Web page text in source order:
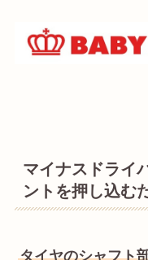
マイナスドライ
ントを押し込む
タイヤのシャフト